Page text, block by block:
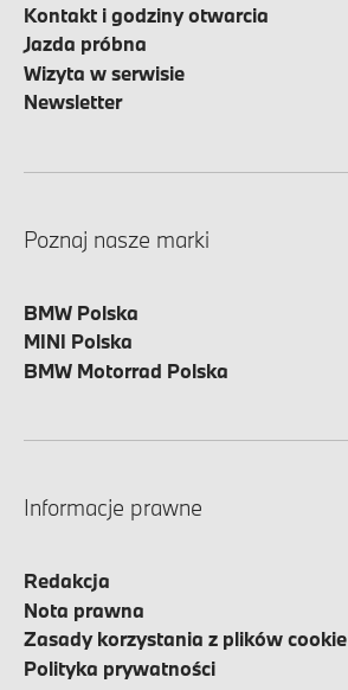
Kontakt i godziny otwarcia
Jazda próbna
Wizyta w serwisie
Newsletter
Poznaj nasze marki
BMW Polska
MINI Polska
BMW Motorrad Polska
Informacje prawne
Redakcja
Nota prawna
Zasady korzystania z plików cookie
Polityka prywatności